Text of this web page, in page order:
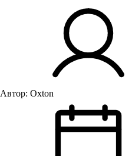
Автор: Oxton